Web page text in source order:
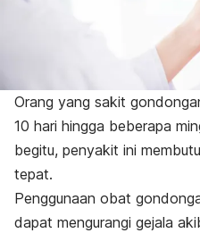
Orang yang sakit
10 hari hingga beberapa
begitu, penyakit ini
tepat.
Penggunaan obat
dapat mengurangi gejala